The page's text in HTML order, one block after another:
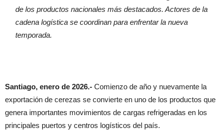
de los productos nacionales más destacados. Actores de la
cadena logística se coordinan para enfrentar la nueva
temporada.
Santiago, enero de 2026.- Comienzo de año y nuevamente la
exportación de cerezas se convierte en uno de los productos que
genera importantes movimientos de cargas refrigeradas en los
principales puertos y centros logísticos del país.